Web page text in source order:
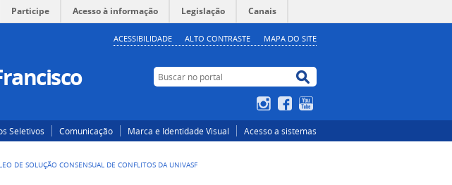
Participe Acesso à informação Legislação Canais
ACESSIBILIDADE ALTO CONTRASTE MAPA DO SITE
Buscar no portal
Buscar no portal
InstagramFacebook
Seletivos Comunicação Marca e Identidade Visual Acesso a sistemas
DE SOLUÇÃO CONSENSUAL DE CONFLITOS DA UNIVASF